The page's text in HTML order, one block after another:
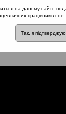
на даному сайті,
працівників і не
Так, я підтверджую.